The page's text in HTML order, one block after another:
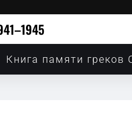
Книга памяти греков